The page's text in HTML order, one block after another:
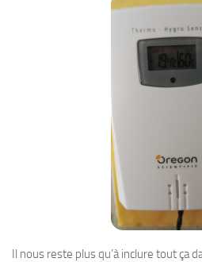
Il nous reste plus qu’à inclure tout ça